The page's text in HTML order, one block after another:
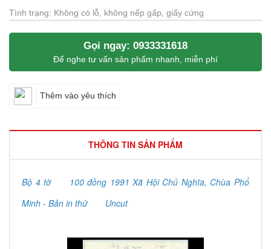
Tình trạng: Không có lỗ, không nếp gấp, giấy cứng
Gọi ngay: 0933331618
Để nghe tư vấn sản phẩm nhanh, miễn phí
Thêm vào yêu thích
THÔNG TIN SẢN PHẨM
Bộ 4 tờ
100 đồng 1991 Xã Hội Chủ Nghĩa, Chùa Phổ
Minh - Bản in thử
Uncut